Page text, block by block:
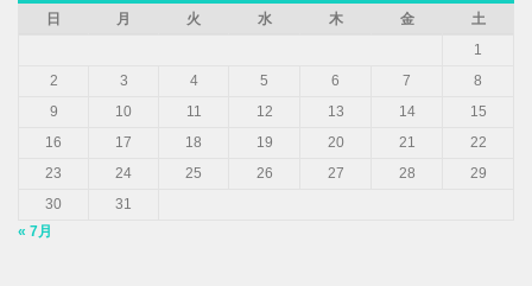
日
月 火 水 木 金
土
1
2
3 4 5 6 7
8
9
10 11 12 13 14
15
16
17 18 19 20 21
22
23
24 25 26 27 28
29
30
31
« 7月